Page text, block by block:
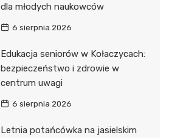
dla młodych naukowców
6 sierpnia 2026
Edukacja seniorów w Kołaczycach:
bezpieczeństwo i zdrowie w
centrum uwagi
6 sierpnia 2026
Letnia potańcówka na jasielskim